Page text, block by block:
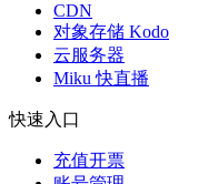
CDN
对象存储 Kodo
云服务器
Miku 快直播
快速入口
充值开票